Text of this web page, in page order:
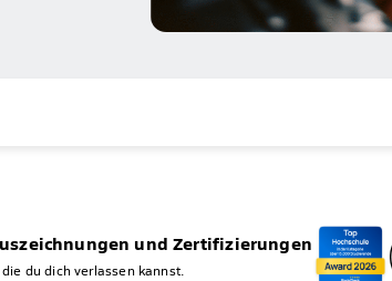
und Zertifizierungen
du dich verlassen kannst.